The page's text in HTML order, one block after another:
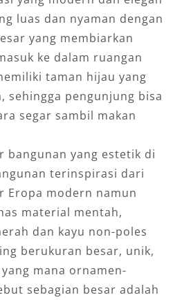
luas dan nyaman dengan
yang membiarkan
ke dalam ruangan
taman hijau yang
sehingga pengunjung bisa
segar sambil makan
bangunan yang estetik di
terinspirasi dari
Eropa modern namun
material mentah,
dan kayu non-poles
berukuran besar, unik,
mana ornamen-
sebagian besar adalah